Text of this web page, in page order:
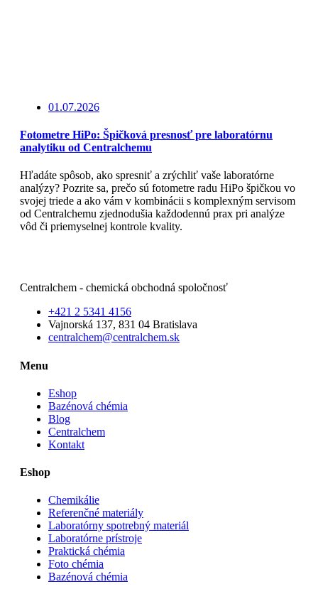
01.07.2026
Fotometre HiPo: Špičková presnosť pre laboratórnu
analytiku od Centralchemu
Hľadáte spôsob, ako spresniť a zrýchliť vaše laboratórne
analýzy? Pozrite sa, prečo sú fotometre radu HiPo špičkou vo
svojej triede a ako vám v kombinácii s komplexným servisom
od Centralchemu zjednodušia každodennú prax pri analýze
vôd či priemyselnej kontrole kvality.
Centralchem - chemická obchodná spoločnosť
+421 2 5341 4156
Vajnorská 137, 831 04 Bratislava
centralchem@centralchem.sk
Menu
Eshop
Bazénová chémia
Blog
Centralchem
Kontakt
Eshop
Chemikálie
Referenčné materiály
Laboratórny spotrebný materiál
Laboratórne prístroje
Praktická chémia
Foto chémia
Bazénová chémia